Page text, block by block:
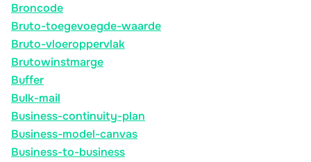
Broncode
Bruto-toegevoegde-waarde
Bruto-vloeroppervlak
Brutowinstmarge
Buffer
Bulk-mail
Business-continuity-plan
Business-model-canvas
Business-to-business